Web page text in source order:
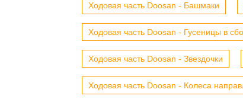
Ходовая часть Doosan - Башмаки
Ходовая часть Doosan - Гусеницы в
Ходовая часть Doosan - Звездочки
Ходовая часть Doosan - Колеса